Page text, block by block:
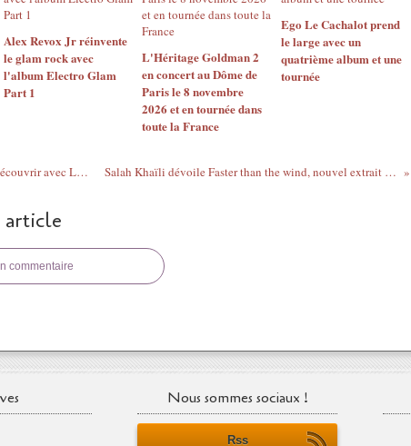
Alex Revox Jr réinvente
le glam rock avec
l'album Electro Glam
Part 1
L'Héritage Goldman 2
en concert au Dôme de
Paris le 8 novembre
2026 et en tournée dans
toute la France
Ego Le Cachalot prend
le large avec un
quatrième album et une
tournée
MUNE, un talent folk à découvrir avec Le Réveil Animal (live) Salah Khaïli dévoile Faster than the wind, nouvel extrait de l'album Out of The Blues
article
commentaire
Nous sommes sociaux !
Rss